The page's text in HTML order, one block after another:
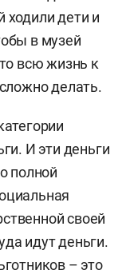
дети и
в музей
всю жизнь к
делать.
И эти деньги
полной
своей
идут деньги.
– это